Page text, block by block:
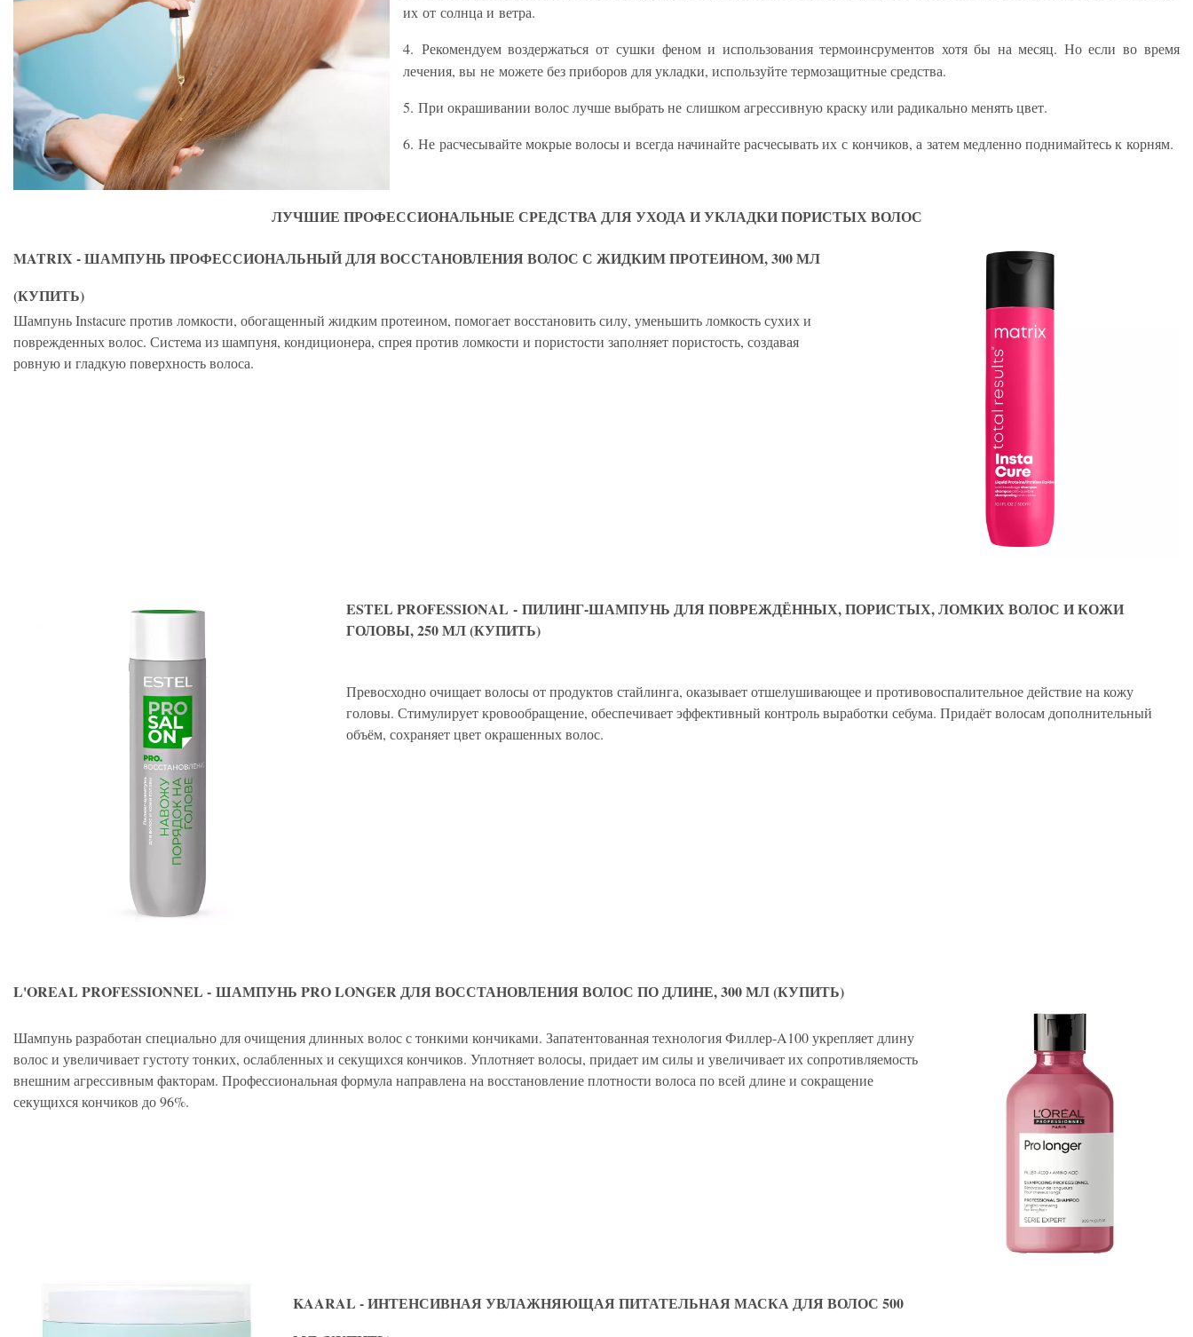
их от солнца и ветра.
4. Рекомендуем воздержаться от сушки феном и использования термоинсрументов хотя бы на месяц. Но если во время
лечения, вы не можете без приборов для укладки, используйте термозащитные средства.
5. При окрашивании волос лучше выбрать не слишком агрессивную краску или радикально менять цвет.
6. Не расчесывайте мокрые волосы и всегда начинайте расчесывать их с кончиков, а затем медленно поднимайтесь к корням.
ЛУЧШИЕ ПРОФЕССИОНАЛЬНЫЕ СРЕДСТВА ДЛЯ УХОДА И УКЛАДКИ ПОРИСТЫХ ВОЛОС
MATRIX - ШАМПУНЬ ПРОФЕССИОНАЛЬНЫЙ ДЛЯ ВОССТАНОВЛЕНИЯ ВОЛОС С ЖИДКИМ ПРОТЕИНОМ, 300 МЛ
(КУПИТЬ)
Шампунь Instacure против ломкости, обогащенный жидким протеином, помогает восстановить силу, уменьшить ломкость сухих и
поврежденных волос. Система из шампуня, кондиционера, спрея против ломкости и пористости заполняет пористость, создавая
ровную и гладкую поверхность волоса.
ESTEL PROFESSIONAL - ПИЛИНГ-ШАМПУНЬ ДЛЯ ПОВРЕЖДЁННЫХ, ПОРИСТЫХ, ЛОМКИХ ВОЛОС И КОЖИ
ГОЛОВЫ, 250 МЛ(КУПИТЬ)
Превосходно очищает волосы от продуктов стайлинга, оказывает отшелушивающее и противовоспалительное действие на кожу
головы. Стимулирует кровообращение, обеспечивает эффективный контроль выработки себума. Придаёт волосам дополнительный
объём, сохраняет цвет окрашенных волос.
L'OREAL PROFESSIONNEL - ШАМПУНЬ PRO LONGER ДЛЯ ВОССТАНОВЛЕНИЯ ВОЛОС ПО ДЛИНЕ, 300 МЛ (КУПИТЬ)
Шампунь разработан специально для очищения длинных волос с тонкими кончиками. Запатентованная технология Филлер-A100 укрепляет длину
волос и увеличивает густоту тонких, ослабленных и секущихся кончиков. Уплотняет волосы, придает им силы и увеличивает их сопротивляемость
внешним агрессивным факторам. Профессиональная формула направлена на восстановление плотности волоса по всей длине и сокращение
секущихся кончиков до 96%.
KAARAL - ИНТЕНСИВНАЯ УВЛАЖНЯЮЩАЯ ПИТАТЕЛЬНАЯ МАСКА ДЛЯ ВОЛОС 500